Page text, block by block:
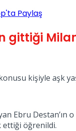
Paylaş
gittiği
kişiyle aşk
Ebru
ettiği öğrenildi.